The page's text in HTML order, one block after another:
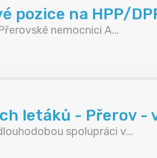
pozice na HPP/
nemocnici A...
letáků - Přerov -
spolupráci v...